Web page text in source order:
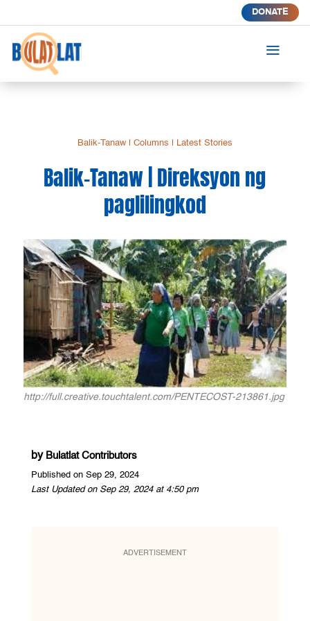
DONATE
a
Balik-Tanaw| Columns Latest Stories
Balik-Tanaw | Direksyon ng
paglilingkod
http://full.creative.touchtalent.com/PENTECOST-213861.jpg
by Bulatlat Contributors
Published on Sep 29, 2024
Last Updated on Sep 29, 2024 at 4:50 pm
ADVERTISEMENT